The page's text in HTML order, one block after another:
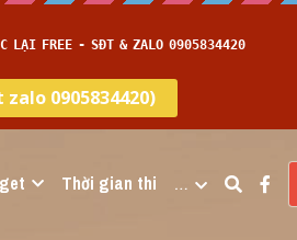
Thời gian thi …